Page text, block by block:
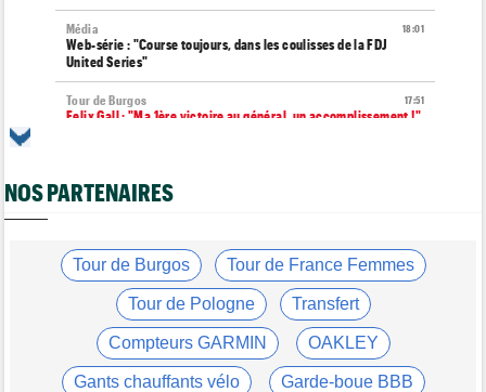
18:01
Média
Web-série : "Course toujours, dans les coulisses de la FDJ
United Series"
17:51
Tour de Burgos
Felix Gall : "Ma 1ère victoire au général, un accomplissement !"
propre..."
16:57
Tour de Burgos
Nouveau coup d'arrêt pour Jarno Widar, contraint à l'abandon
Tour de Pologne
Louis Barré remporte la 6e étape et prend la 2e place du
général
NOS PARTENAIRES
Tour de Burgos Tour de France Femmes
Tour de Pologne Transfert
Compteurs GARMIN OAKLEY
Gants chauffants vélo Garde-boue BBB